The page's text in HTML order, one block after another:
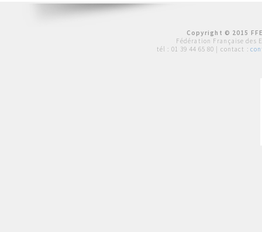
Copyright © 2015
Fédération Française des
tél : 01 39 44 65 80 | contact :